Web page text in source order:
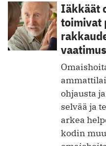
Iäkkäät
toimivat
ohjausta
selvää ja
arkea
kodin